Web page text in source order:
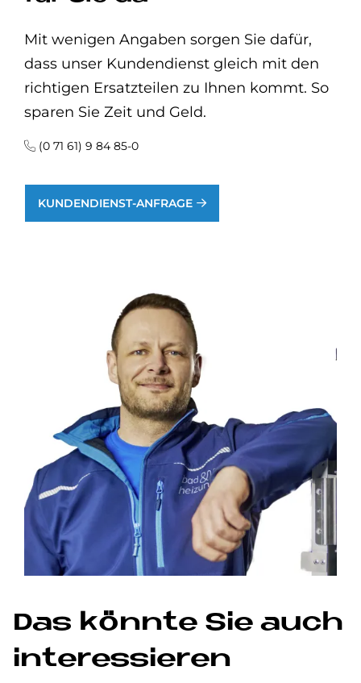
Mit wenigen Angaben sorgen Sie dafür,
dass unser Kundendienst gleich mit den
richtigen Ersatzteilen zu Ihnen kommt. So
sparen Sie Zeit und Geld.
(0 71 61) 9 84 85-0
KUNDENDIENST-ANFRAGE
Das könnte Sie auch
interessieren